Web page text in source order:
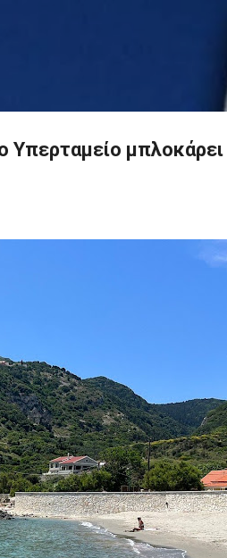
Υπερταμείο μπλοκάρει